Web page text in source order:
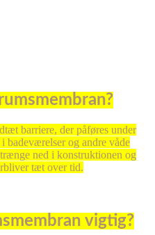
barriere, der påføres under
badeværelser og andre våde
ned i konstruktionen og
tæt over tid.
vigtig?